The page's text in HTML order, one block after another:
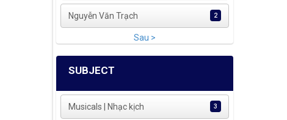
Nguyễn Văn Trạch 2
Sau >
SUBJECT
Musicals | Nhạc kịch 3